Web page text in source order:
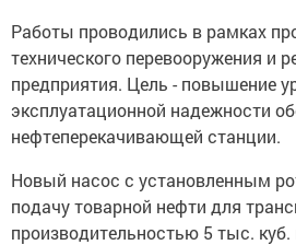
Работы проводились в рамках
технического перевооружения и
предприятия. Цель - повышение
эксплуатационной надежности
нефтеперекачивающей станции.
Новый насос с установленным
подачу товарной нефти для
производительностью 5 тыс.